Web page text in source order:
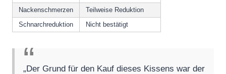
Nackenschmerzen
Teilweise Reduktion
Schnarchreduktion
Nicht bestätigt
„Der Grund für den Kauf dieses Kissens war der